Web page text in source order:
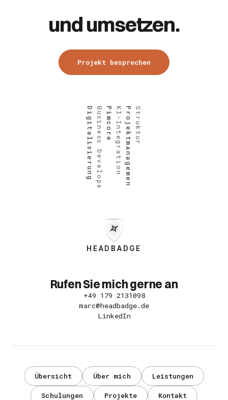
und umsetzen.
Projekt besprechen
DigitalisierungBusiness DevelopmentPimcoreKI-IntegrationProjektmanagementStruktur
HEADBADGE
Rufen Sie mich gerne an
+49 179 2131098
marc@headbadge.de
LinkedIn
Übersicht Über mich Leistungen
Schulungen Projekte Kontakt